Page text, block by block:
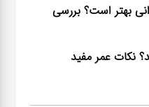
بهتر است؟ بررسی
نکات عمر مفید